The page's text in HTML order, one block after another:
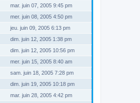
mar. juin 07, 2005 9:45 pm
mer. juin 08, 2005 4:50 pm
jeu. juin 09, 2005 6:13 pm
dim. juin 12, 2005 1:38 pm
dim. juin 12, 2005 10:56 pm
mer. juin 15, 2005 8:40 am
sam. juin 18, 2005 7:28 pm
dim. juin 19, 2005 10:18 pm
mar. juin 28, 2005 4:42 pm